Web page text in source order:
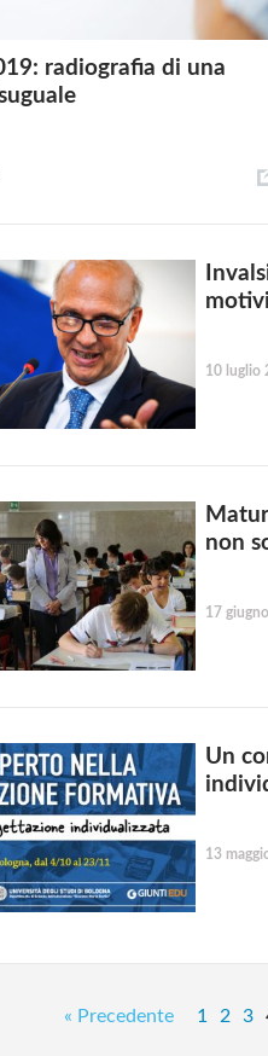
radiografia di una
10 luglio
non
17
Un
13
« Precedente 1 2 3